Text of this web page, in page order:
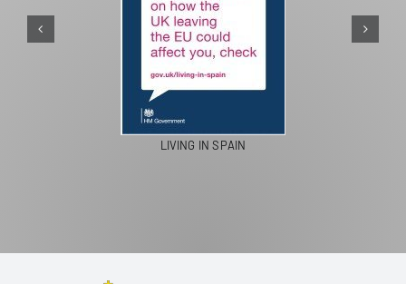
LIVING IN SPAIN